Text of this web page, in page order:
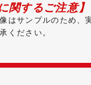
関するご注意】
はサンプルのため、
ください。